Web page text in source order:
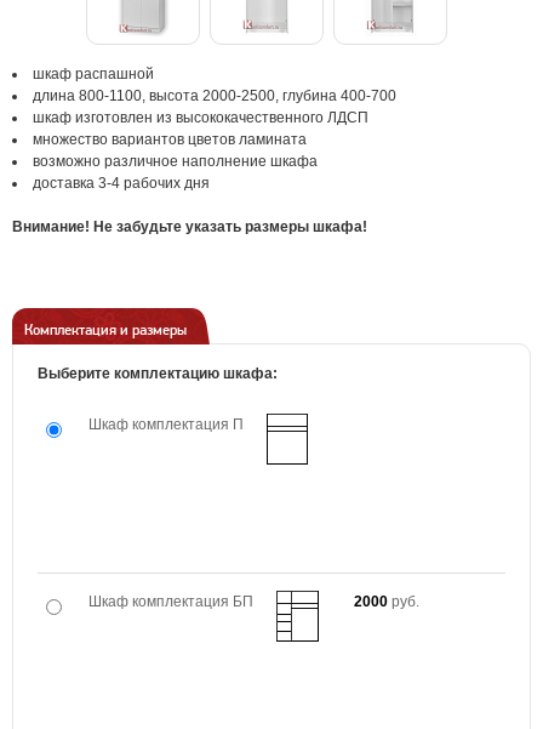
шкаф распашной
длина 800-1100, высота 2000-2500, глубина 400-700
шкаф изготовлен из высококачественного ЛДСП
множество вариантов цветов ламината
возможно различное наполнение шкафа
доставка 3-4 рабочих дня
Внимание! Не забудьте указать размеры шкафа!
Комплектация и размеры
Выберите комплектацию шкафа:
Шкаф комплектация П
Шкаф комплектация БП 2000 руб.